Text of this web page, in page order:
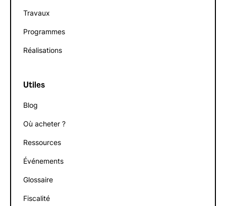
Travaux
Programmes
Réalisations
Utiles
Blog
Où acheter ?
Ressources
Événements
Glossaire
Fiscalité